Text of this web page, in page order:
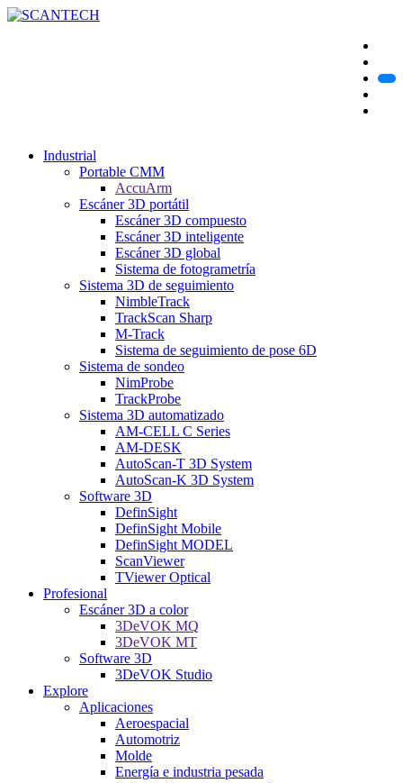
Industrial
Portable CMM
AccuArm
Escáner 3D portátil
Escáner 3D compuesto
Escáner 3D inteligente
Escáner 3D global
Sistema de fotogrametría
Sistema 3D de seguimiento
NimbleTrack
TrackScan Sharp
M-Track
Sistema de seguimiento de pose 6D
Sistema de sondeo
NimProbe
TrackProbe
Sistema 3D automatizado
AM-CELL C Series
AM-DESK
AutoScan-T 3D System
AutoScan-K 3D System
Software 3D
DefinSight
DefinSight Mobile
DefinSight MODEL
ScanViewer
TViewer Optical
Profesional
Escáner 3D a color
3DeVOK MQ
3DeVOK MT
Software 3D
3DeVOK Studio
Explore
Aplicaciones
Aeroespacial
Automotriz
Molde
Energía e industria pesada